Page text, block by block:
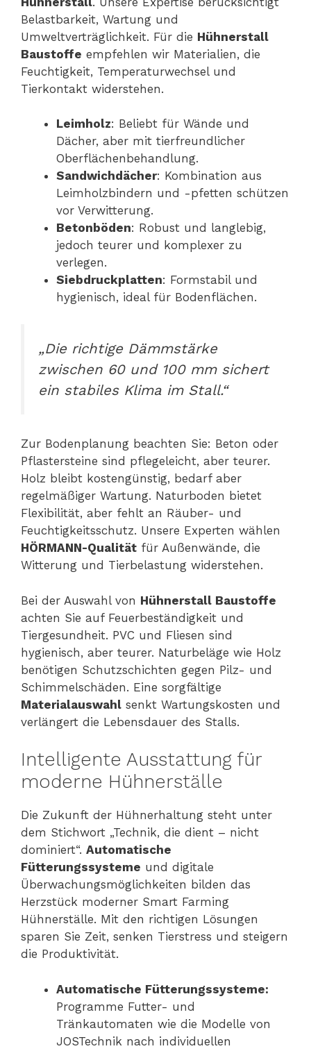
Belastbarkeit, Wartung und
Umweltverträglichkeit. Für die Hühnerstall
Baustoffe empfehlen wir Materialien, die
Feuchtigkeit, Temperaturwechsel und
Tierkontakt widerstehen.
Leimholz: Beliebt für Wände und
Dächer, aber mit tierfreundlicher
Oberflächenbehandlung.
Sandwichdächer: Kombination aus
Leimholzbindern und -pfetten schützen
vor Verwitterung.
Betonböden: Robust und langlebig,
jedoch teurer und komplexer zu
verlegen.
Siebdruckplatten: Formstabil und
hygienisch, ideal für Bodenflächen.
„Die richtige Dämmstärke
zwischen 60 und 100 mm sichert
ein stabiles Klima im Stall.“
Zur Bodenplanung beachten Sie: Beton oder
Pflastersteine sind pflegeleicht, aber teurer.
Holz bleibt kostengünstig, bedarf aber
regelmäßiger Wartung. Naturboden bietet
Flexibilität, aber fehlt an Räuber- und
Feuchtigkeitsschutz. Unsere Experten wählen
HÖRMANN-Qualität für Außenwände, die
Witterung und Tierbelastung widerstehen.
Bei der Auswahl von Hühnerstall Baustoffe
achten Sie auf Feuerbeständigkeit und
Tiergesundheit. PVC und Fliesen sind
hygienisch, aber teurer. Naturbeläge wie Holz
benötigen Schutzschichten gegen Pilz- und
Schimmelschäden. Eine sorgfältige
Materialauswahl senkt Wartungskosten und
verlängert die Lebensdauer des Stalls.
Intelligente Ausstattung für
moderne Hühnerställe
Die Zukunft der Hühnerhaltung steht unter
dem Stichwort „Technik, die dient – nicht
dominiert“. Automatische
Fütterungssysteme und digitale
Überwachungsmöglichkeiten bilden das
Herzstück moderner Smart Farming
Hühnerställe. Mit den richtigen Lösungen
sparen Sie Zeit, senken Tierstress und steigern
die Produktivität.
Automatische Fütterungssysteme:
Programme Futter- und
Tränkautomaten wie die Modelle von
JOSTechnik nach individuellen